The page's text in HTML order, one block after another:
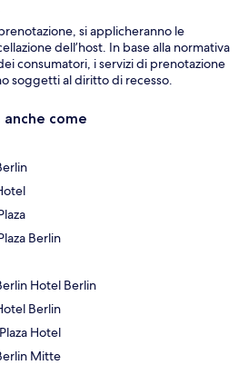
si applicheranno le
dell’host. In base alla normativa
consumatori, i servizi di prenotazione
soggetti al diritto di recesso.
come
Berlin
Hotel Berlin
Berlin
Hotel
Mitte